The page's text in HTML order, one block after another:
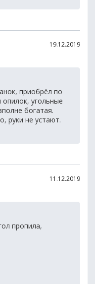
19.12.2019
приобрёл по
угольные
богатая.
руки не устают.
11.12.2019
пропила,